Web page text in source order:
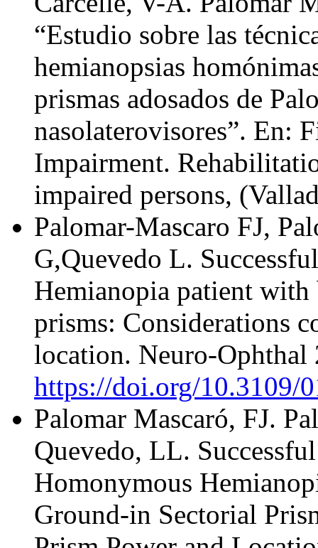
“Estudio sobre las
hemianopsias
prismas adosados de
nasolaterovisores”. En:
Impairment.
impaired persons,
Palomar-Mascaro FJ,
G,Quevedo L.
Hemianopia patient
prisms: Considerations
location. Neuro-
https://doi.org/10.3109/
Palomar Mascaró, FJ.
Quevedo, LL.
Homonymous
Ground-in Sectorial